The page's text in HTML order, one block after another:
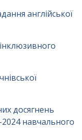
англійської
досягнень
2024 навчального